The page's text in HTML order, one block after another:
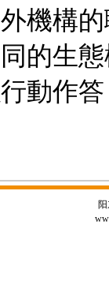
機構
的生
動作